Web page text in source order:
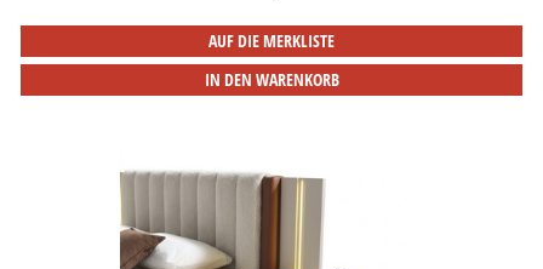
AUF DIE MERKLISTE
IN DEN WARENKORB